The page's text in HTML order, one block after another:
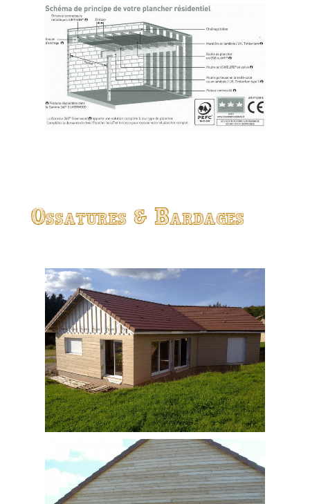
Ossatures & Bardages